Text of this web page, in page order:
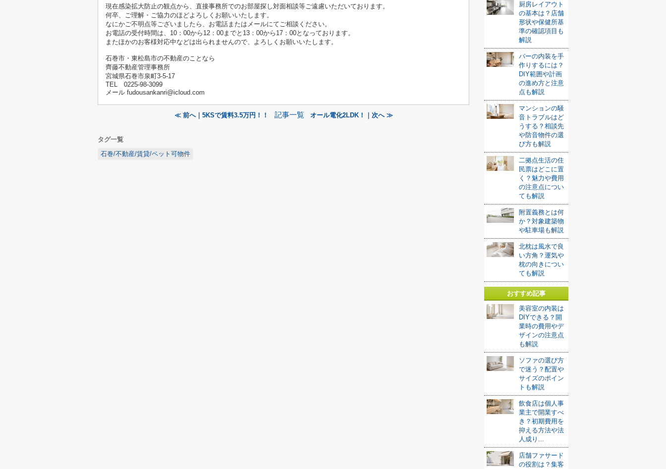
現在感染拡大防止の観点から、直接事務所でのお部屋探し対面相談等ご遠慮いただいております。
何卒、ご理解・ご協力のほどよろしくお願いいたします。
なにかご不明点等ございましたら、お電話またはメールにてご相談ください。
お電話の受付時間は、10：00から12：00までと13：00から17：00となっております。
またほかのお客様対応中などは出られませんので、よろしくお願いいたします。
石巻市・東松島市の不動産のことなら
齊藤不動産管理事務所
宮城県石巻市泉町3-5-17
TEL 0225-98-3099
メール fudousankanri@icloud.com
≪ 前へ｜5KSで賃料3.5万円！！ 記事一覧 オール電化2LDK！｜次へ ≫
タグ一覧
石巻/不動産/賃貸/ペット可物件
厨房レイアウト
の基本は？店舗
形状や保健所基
準の確認項目も
解説
バーの内装を手
作りするには？
DIY範囲や計画
の進め方と注意
点も解説
マンションの騒
音トラブルはど
うする？相談先
や防音物件の選
び方も解説
二拠点生活の住
民票はどこに置
く？魅力や費用
の注意点につい
ても解説
附置義務とは何
か？対象建築物
や駐車場も解説
北枕は風水で良
い方角？運気や
枕の向きについ
ても解説
おすすめ記事
美容室の内装は
DIYできる？開
業時の費用やデ
ザインの注意点
も解説
ソファの選び方
で迷う？配置や
サイズのポイン
トも解説
飲食店は個人事
業主で開業すべ
き？初期費用を
抑える方法や法
人成り...
店舗ファサード
の役割は？集客